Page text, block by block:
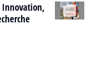
Innovation,